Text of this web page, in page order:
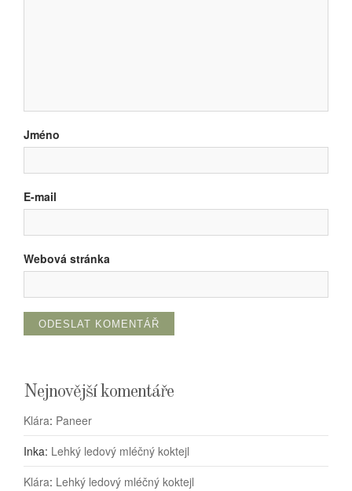
Jméno
E-mail
Webová stránka
Nejnovější komentáře
Klára: Paneer
Inka: Lehký ledový mléčný koktejl
Klára: Lehký ledový mléčný koktejl